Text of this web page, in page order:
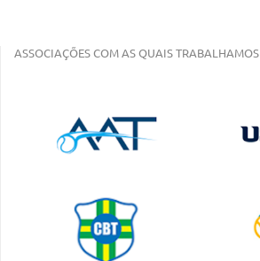
ASSOCIAÇÕES COM AS QUAIS TRABALHAMOS